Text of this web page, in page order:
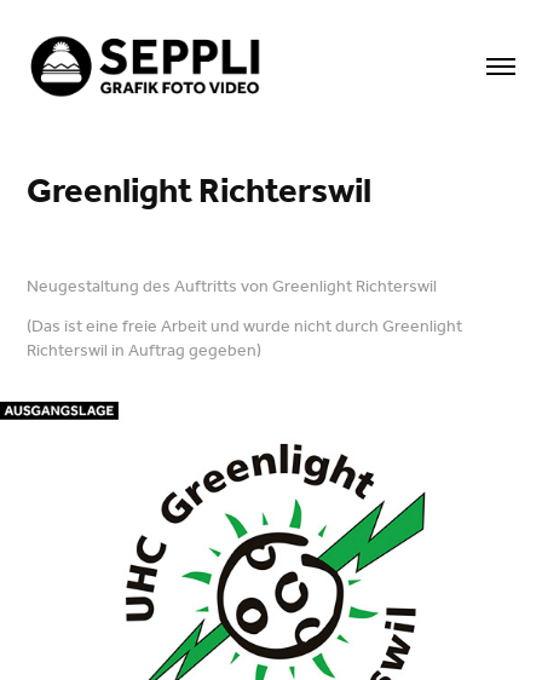
Greenlight Richterswil
Neugestaltung des Auftritts von Greenlight Richterswil
(Das ist eine freie Arbeit und wurde nicht durch Greenlight
Richterswil in Auftrag gegeben)